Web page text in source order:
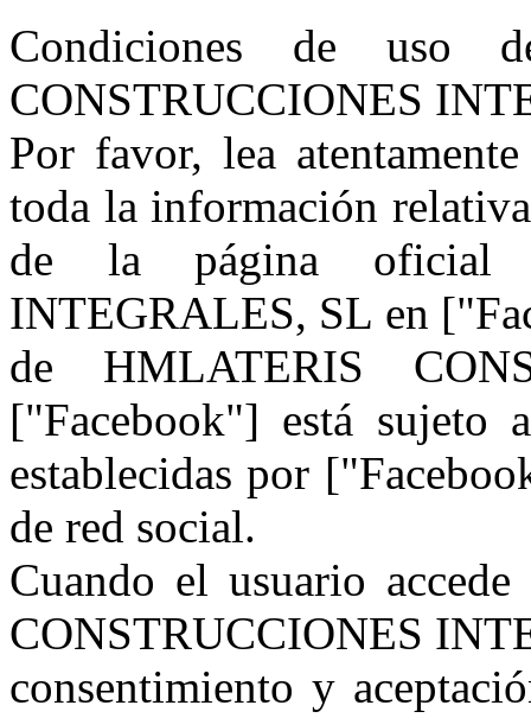
Condiciones de uso
CONSTRUCCIONES
Por favor, lea
toda la información
de la página oficial
INTEGRALES, SL en
de HMLATERIS
["Facebook"] está sujeto
establecidas por
de red social.
Cuando el usuario
CONSTRUCCIONES
consentimiento y